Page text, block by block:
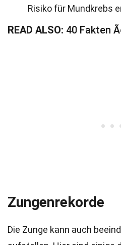
Risiko für Mundkrebs
READ ALSO: 40 Fakten
Zungenrekorde
Die Zunge kann auch